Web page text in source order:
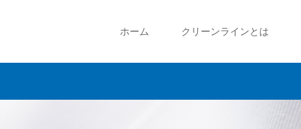
ホーム クリーンラインとは